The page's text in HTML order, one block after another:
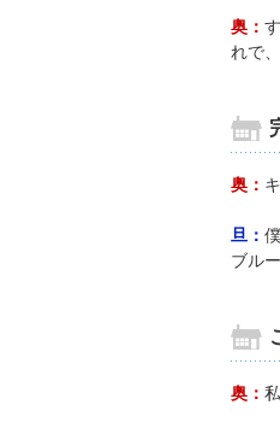
奥：
れで
奥：
旦：
ブル
奥：